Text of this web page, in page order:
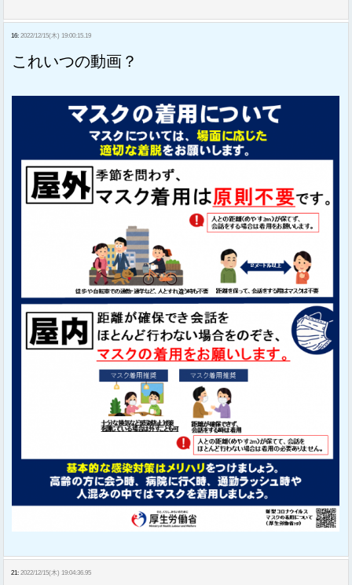
16: 2022/12/15(木) 19:00:15.19
これいつの動画？
21: 2022/12/15(木) 19:04:36.95